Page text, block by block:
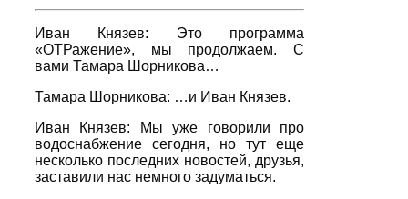
Иван Князев: Это программа
«ОТРажение», мы продолжаем. С
вами Тамара Шорникова…
Тамара Шорникова: …и Иван Князев.
Иван Князев: Мы уже говорили про
водоснабжение сегодня, но тут еще
несколько последних новостей, друзья,
заставили нас немного задуматься.